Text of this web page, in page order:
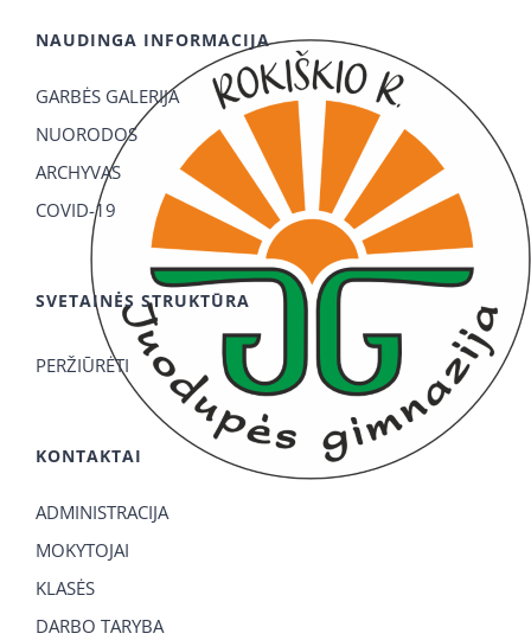
NAUDINGA INFORMACIJA
GARBĖS GALERIJA
NUORODOS
ARCHYVAS
COVID-19
SVETAINĖS STRUKTŪRA
PERŽIŪRĖTI
KONTAKTAI
ADMINISTRACIJA
MOKYTOJAI
KLASĖS
DARBO TARYBA